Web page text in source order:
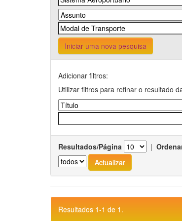
Iniciar uma nova pesquisa
Adicionar filtros:
Utilizar filtros para refinar o resultado
Resultados/Página |
Resultados 1-1 de 1.